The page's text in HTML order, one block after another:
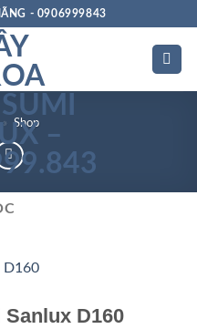
- 0906999843
» Shop
D160